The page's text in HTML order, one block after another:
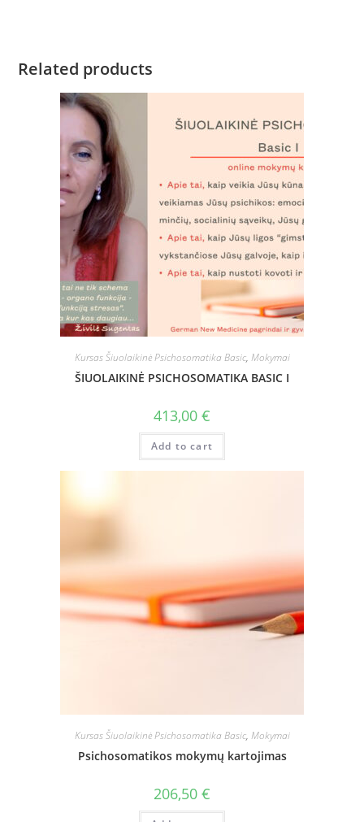
Related products
Kursas Šiuolaikinė Psichosomatika Basic, Mokymai
ŠIUOLAIKINĖ PSICHOSOMATIKA BASIC I
413,00 €
Add to cart
Kursas Šiuolaikinė Psichosomatika Basic, Mokymai
Psichosomatikos mokymų kartojimas
206,50 €